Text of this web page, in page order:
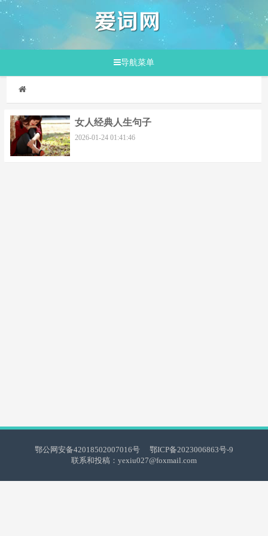
导航菜单
女人经典人生句子
2026-01-24 01:41:46
鄂公网安备42018502007016号
鄂ICP备2023006863号-9
联系和投稿：yexiu027@foxmail.com